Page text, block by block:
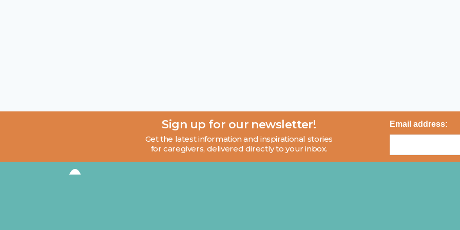
Sign up for our newsletter!
Get the latest information and inspirational stories
for caregivers, delivered directly to your inbox.
Email address: